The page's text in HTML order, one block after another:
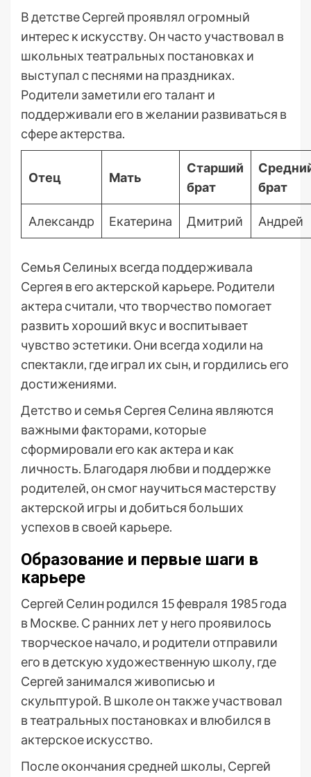
В детстве Сергей проявлял огромный
интерес к искусству. Он часто участвовал в
школьных театральных постановках и
выступал с песнями на праздниках.
Родители заметили его талант и
поддерживали его в желании развиваться в
сфере актерства.
Отец Мать
Старший
брат
брат
Александр Екатерина Дмитрий Андрей
Семья Селиных всегда поддерживала
Сергея в его актерской карьере. Родители
актера считали, что творчество помогает
развить хороший вкус и воспитывает
чувство эстетики. Они всегда ходили на
спектакли, где играл их сын, и гордились его
достижениями.
Детство и семья Сергея Селина являются
важными факторами, которые
сформировали его как актера и как
личность. Благодаря любви и поддержке
родителей, он смог научиться мастерству
актерской игры и добиться больших
успехов в своей карьере.
Образование и первые шаги в
карьере
Сергей Селин родился 15 февраля 1985 года
в Москве. С ранних лет у него проявилось
творческое начало, и родители отправили
его в детскую художественную школу, где
Сергей занимался живописью и
скульптурой. В школе он также участвовал
в театральных постановках и влюбился в
актерское искусство.
После окончания средней школы, Сергей